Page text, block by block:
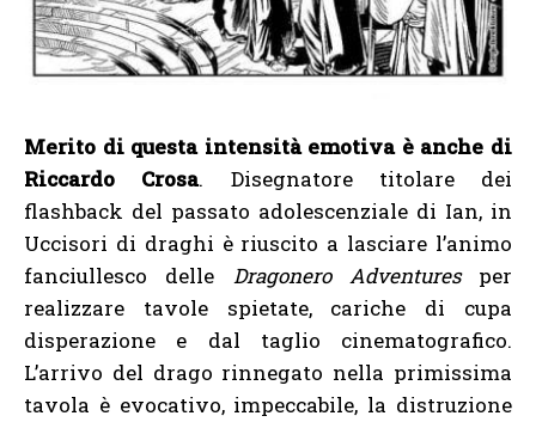
Merito di questa intensità emotiva è anche di
Riccardo Crosa. Disegnatore titolare dei
flashback del passato adolescenziale di Ian, in
Uccisori di draghi è riuscito a lasciare l’animo
fanciullesco delle Dragonero Adventuresper
realizzare tavole spietate, cariche di cupa
disperazione e dal taglio cinematografico.
L’arrivo del drago rinnegato nella primissima
tavola è evocativo, impeccabile, la distruzione